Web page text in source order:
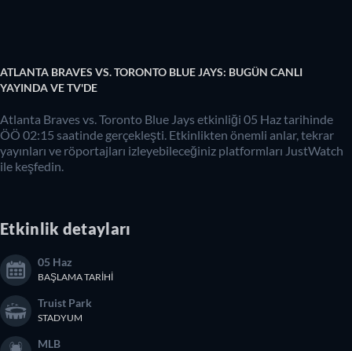
ATLANTA BRAVES VS. TORONTO BLUE JAYS: BUGÜN CANLI
YAYINDA VE TV'DE
Atlanta Braves vs. Toronto Blue Jays etkinliği 05 Haz tarihinde
ÖÖ 02:15 saatinde gerçekleşti. Etkinlikten önemli anlar, tekrar
yayınları ve röportajları izleyebileceğiniz platformları JustWatch
ile keşfedin.
Etkinlik detayları
05 Haz
BAŞLAMA TARIHI
Truist Park
STADYUM
MLB